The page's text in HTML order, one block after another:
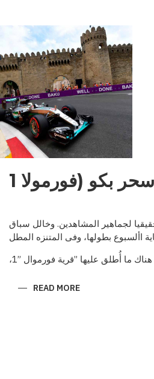
بكو (فورمولا 1
لجماهير المشاهدين. وخالل سباق
األسبوع بطولها، وفى المتنزه المطل
ما أطلق عليها ”قرية فورموال ”1،
READ MORE
ABOUT